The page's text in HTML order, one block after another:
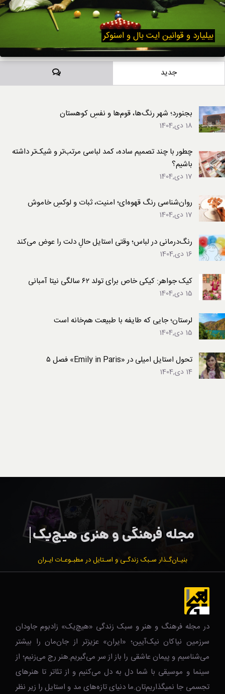
بیلیارد و قوانین ایت بال و اسنوکر
جدید دیدگاه‌ها
بجنورد؛ شهر رنگ‌ها، قوم‌ها و نفسِ کوهستان
18 دی,1404
چطور با چند تصمیم ساده، کمد لباسی مرتب‌تر و شیک‌تر داشته
باشیم؟
17 دی,1404
روان‌شناسی رنگ قهوه‌ای؛ امنیت، ثبات و لوکسِ خاموش
17 دی,1404
رنگ‌درمانی در لباس؛ وقتی استایل حالِ دلت را عوض می‌کند
16 دی,1404
کیک جواهر: کیکی خاص برای تولد ۶۲ سالگی نیتا آمبانی
15 دی,1404
لرستان؛ جایی که طایفه با طبیعت هم‌خانه است
15 دی,1404
تحول استایل امیلی در «Emily in Paris» فصل ۵
14 دی,1404
بنیـان‌گـذار سـبک زندگـی و اسـتایل در مطبـوعـات ایـران
در مجله فرهنگ و هنر و سبک زندگی‌ «هیچ‌یک» زادبوم جاودان
سرزمین نیاکان نیک‌‌‌آیین؛ «ایران» عزیزتر از جان‌مان را بیشتر
می‌شناسیم و پیمان عاشقی را باز از سر می‌گیریم.هنر رج می‌زنیم؛ از
سینما و موسیقی با شما دل به دل می‌کنیم و از تئاتر تا هنرهای
تجسمی جا نمیگذاریم‌تان.ما دنیای تازه‌های مد و استایل را زیر نظر